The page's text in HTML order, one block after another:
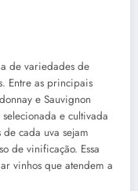
de variedades de
Entre as principais
e Sauvignon
e cultivada
cada uva sejam
de vinificação. Essa
vinhos que atendem a